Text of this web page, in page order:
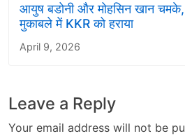
आयुष बडोनी और मोहसिन खान
मुकाबले में KKR को हराया
April 9, 2026
Leave a Reply
Your email address will not be